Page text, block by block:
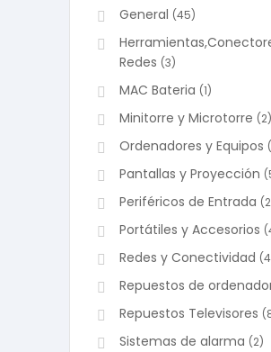
General (45)
Redes (3)
MAC Bateria (1)
Minitorre y Microtorre (2)
Ordenadores y Equipos
Pantallas y Proyección
Periféricos de Entrada
Portátiles y Accesorios
Redes y Conectividad
Repuestos de
Repuestos Televisores
Sistemas de alarma (2)